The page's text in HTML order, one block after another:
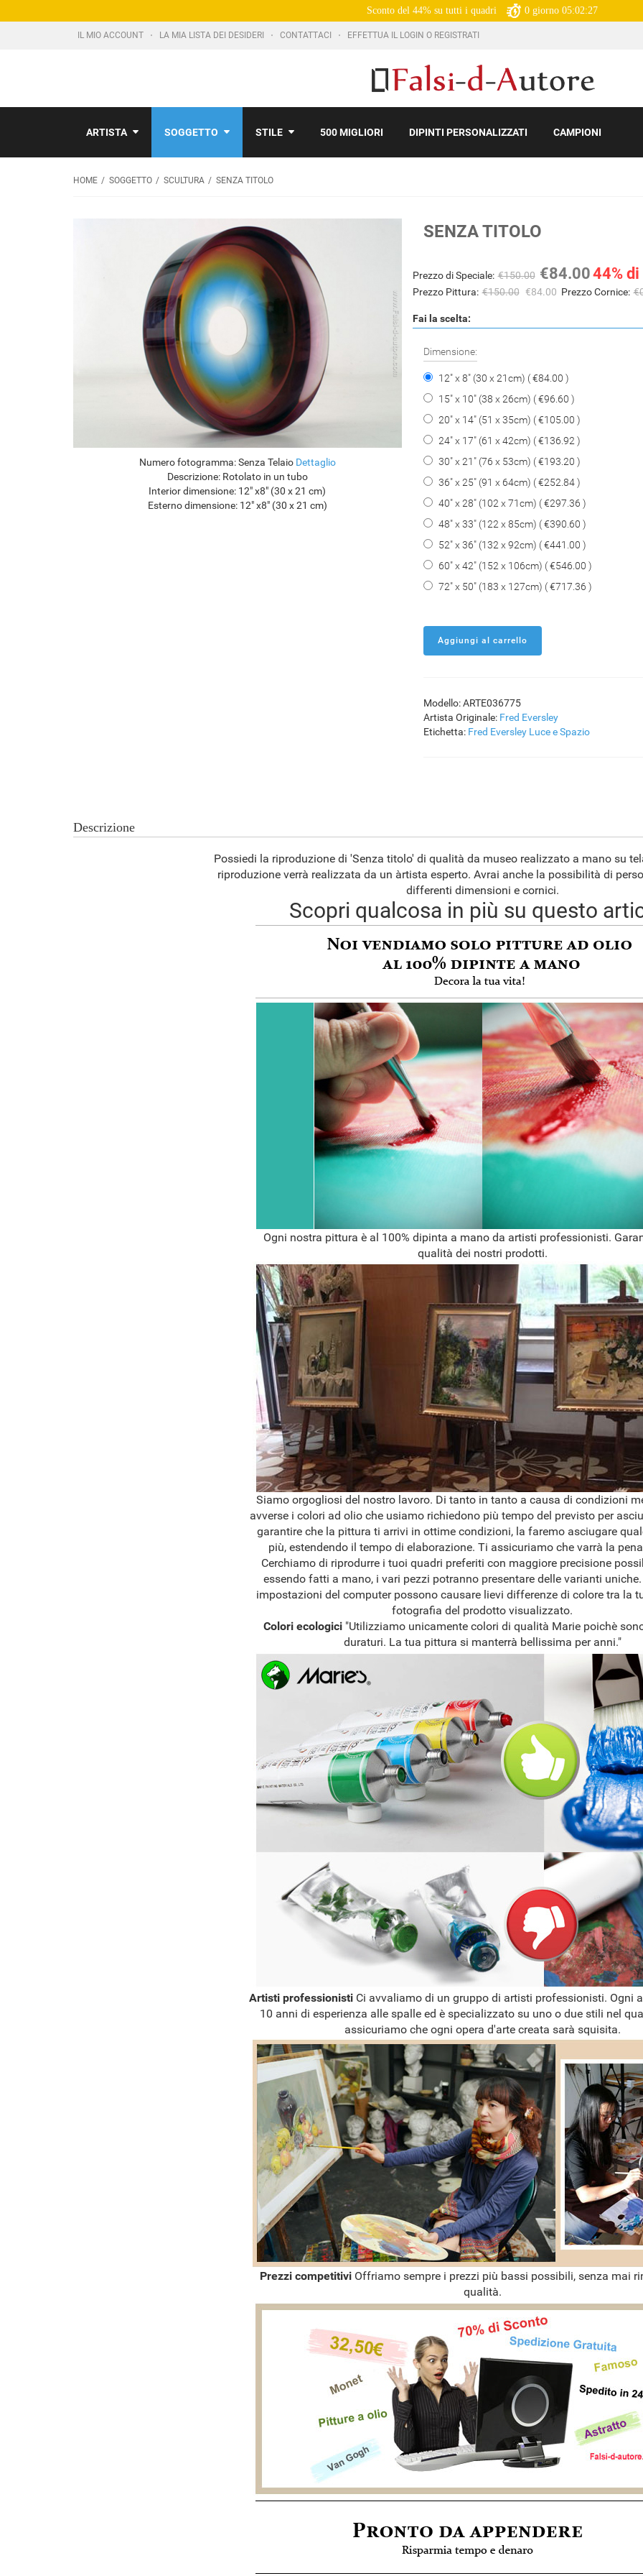
Sconto del 44% su tutti i quadri 0 giorno 05:02:26
IL MIO ACCOUNT LA MIA LISTA DEI DESIDERI CONTATTACI EFFETTUA IL LOGIN O REGISTRATI
ARTISTA SOGGETTO STILE 500 MIGLIORI DIPINTI PERSONALIZZATI CAMPIONI
HOME SOGGETTO SCULTURA SENZA TITOLO
Numero fotogramma: Senza Telaio Dettaglio
Descrizione: Rotolato in un tubo
Interior dimensione: 12" x8" (30 x 21 cm)
Esterno dimensione: 12" x8" (30 x 21 cm)
SENZA TITOLO
Prezzo di Speciale: €150.00 €84.0044%
Prezzo Pittura: €150.00 €84.00 Prezzo Cornice:
Fai la scelta:
Dimensione:
12" x 8" (30 x 21cm) ( €84.00 )
15" x 10" (38 x 26cm) ( €96.60 )
20" x 14" (51 x 35cm) ( €105.00 )
24" x 17" (61 x 42cm) ( €136.92 )
30" x 21" (76 x 53cm) ( €193.20 )
36" x 25" (91 x 64cm) ( €252.84 )
40" x 28" (102 x 71cm) ( €297.36 )
48" x 33" (122 x 85cm) ( €390.60 )
52" x 36" (132 x 92cm) ( €441.00 )
60" x 42" (152 x 106cm) ( €546.00 )
72" x 50" (183 x 127cm) ( €717.36 )
Modello: ARTE036775
Artista Originale: Fred Eversley
Etichetta: Fred Eversley Luce e Spazio
Descrizione
Possiedi la riproduzione di 'Senza titolo' di qualità da museo realizzato a mano su
riproduzione verrà realizzata da un àrtista esperto. Avrai anche la possibilità di
differenti dimensioni e cornici.
Scopri qualcosa in più su questo
Ogni nostra pittura è al 100% dipinta a mano da artisti professionisti.
qualità dei nostri prodotti.
Siamo orgogliosi del nostro lavoro. Di tanto in tanto a causa di condizioni
avverse i colori ad olio che usiamo richiedono più tempo del previsto per
garantire che la pittura ti arrivi in ottime condizioni, la faremo asciugare
più, estendendo il tempo di elaborazione. Ti assicuriamo che varrà la
Cerchiamo di riprodurre i tuoi quadri preferiti con maggiore precisione
essendo fatti a mano, i vari pezzi potranno presentare delle varianti
impostazioni del computer possono causare lievi differenze di colore tra la
fotografia del prodotto visualizzato.
Colori ecologici "Utilizziamo unicamente colori di qualità Marie poichè
duraturi. La tua pittura si manterrà bellissima per anni."
Artisti professionisti Ci avvaliamo di un gruppo di artisti professionisti. Ogni
10 anni di esperienza alle spalle ed è specializzato su uno o due stili nel
assicuriamo che ogni opera d'arte creata sarà squisita.
Prezzi competitivi Offriamo sempre i prezzi più bassi possibili, senza mai
qualità.